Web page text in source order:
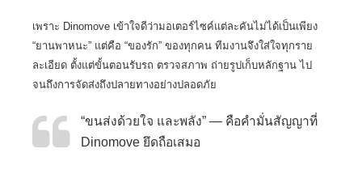
เพราะ Dinomove เข้าใจดีว่ามอเตอร์ไซค์แต่ละคันไม่ได้เป็นเพียง
“ยานพาหนะ” แต่คือ “ของรัก” ของทุกคน ทีมงานจึงใส่ใจทุกราย
ละเอียด ตั้งแต่ขั้นตอนรับรถ ตรวจสภาพ ถ่ายรูปเก็บหลักฐาน ไป
จนถึงการจัดส่งถึงปลายทางอย่างปลอดภัย
“ขนส่งด้วยใจ และพลัง” — คือคำมั่นสัญญาที่
Dinomove ยึดถือเสมอ